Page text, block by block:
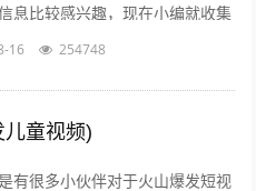
息比较感兴趣，现在小编就收集
烧的做法和配方视频教程相关的
16 254748
童视频)
有很多小伙伴对于火山爆发短视